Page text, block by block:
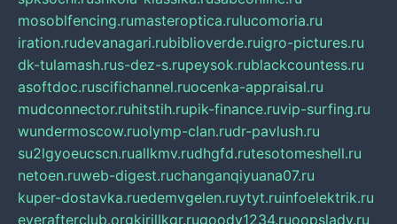
mosoblfencing.rumasteroptica.rulucomoria.ru
iration.rudevanagari.rubiblioverde.ruigro-pictures.ru
dk-tulamash.rus-dez-s.rupeysok.rublackcountess.ru
asoftdoc.ruscifichannel.ruocenka-appraisal.ru
mudconnector.ruhitstih.rupik-finance.ruvip-surfing.ru
wundermoscow.ruolymp-clan.rudr-pavlush.ru
su2lgyoeucscn.ruallkmv.rudhgfd.rutesotomeshell.ru
netoen.ruweb-digest.ruchanganqiyuana07.ru
kuper-dostavka.ruedemvgelen.ruytyt.ruinfoelektrik.ru
everafterclub.orgkirillkgr.rugoodv1234.ruoopslady.ru